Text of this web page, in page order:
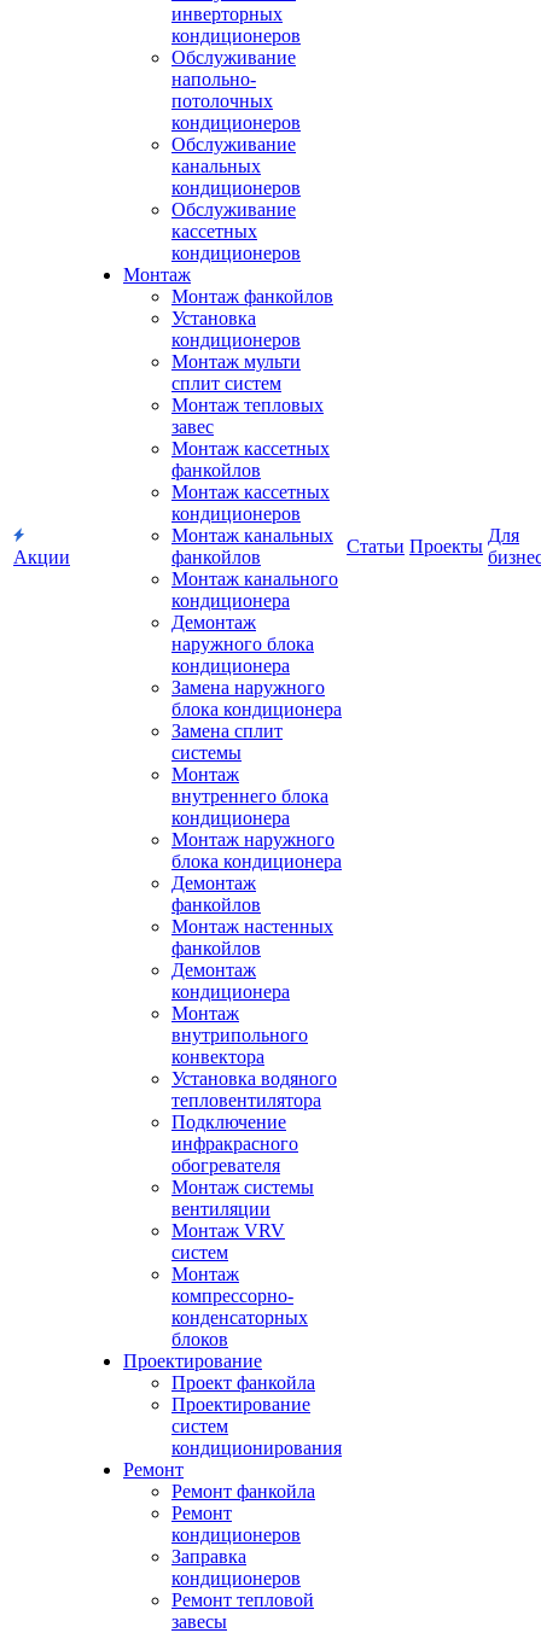
Акции
инверторных
кондиционеров
Обслуживание
напольно-
потолочных
кондиционеров
Обслуживание
канальных
кондиционеров
Обслуживание
кассетных
кондиционеров
Монтаж
Монтаж фанкойлов
Установка
кондиционеров
Монтаж мульти
сплит систем
Монтаж тепловых
завес
Монтаж кассетных
фанкойлов
Монтаж кассетных
кондиционеров
Монтаж канальных
фанкойлов
Монтаж канального
кондиционера
Демонтаж
наружного блока
кондиционера
Замена наружного
блока кондиционера
Замена сплит
системы
Монтаж
внутреннего блока
кондиционера
Монтаж наружного
блока кондиционера
Демонтаж
фанкойлов
Монтаж настенных
фанкойлов
Демонтаж
кондиционера
Монтаж
внутрипольного
конвектора
Установка водяного
тепловентилятора
Подключение
инфракрасного
обогревателя
Монтаж системы
вентиляции
Монтаж VRV
систем
Монтаж
компрессорно-
конденсаторных
блоков
Проектирование
Проект фанкойла
Проектирование
систем
кондиционирования
Ремонт
Ремонт фанкойла
Ремонт
кондиционеров
Заправка
кондиционеров
Ремонт тепловой
завесы
Статьи Проекты
Для